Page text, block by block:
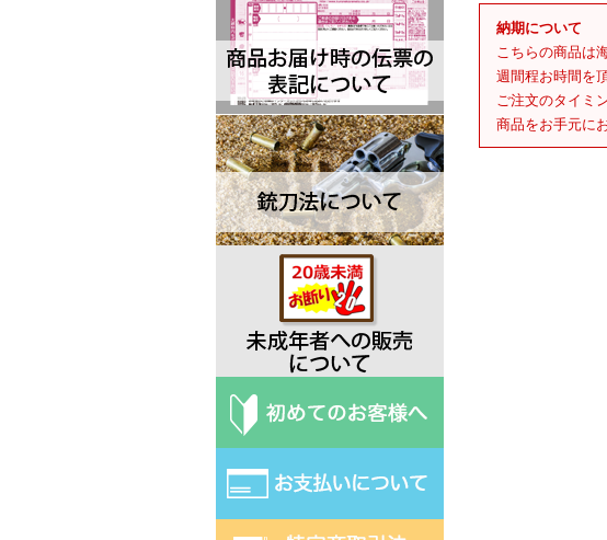
納期について
こちらの商品は
週間程お時間を
ご注文のタイミ
商品をお手元に
Condor コンドル
CRKT シーアールケーティ
CJRB シージェイアールビー
Cudeman ク―ドマン
Dawson ドーソン
Deejo ディージョ
EKA エカ
Elk Ridge エルクリッジ
ESEE エスイー
Exotac エクソタック
Fred Perrin フレッド・ペラン
Fobos Knives フォボス
Extrema Ratio エクストラマ ラ
ティオ
Fallkniven ファルクニーベン
Gerber ガーバー
Halfbreed Blades ハーフブリー